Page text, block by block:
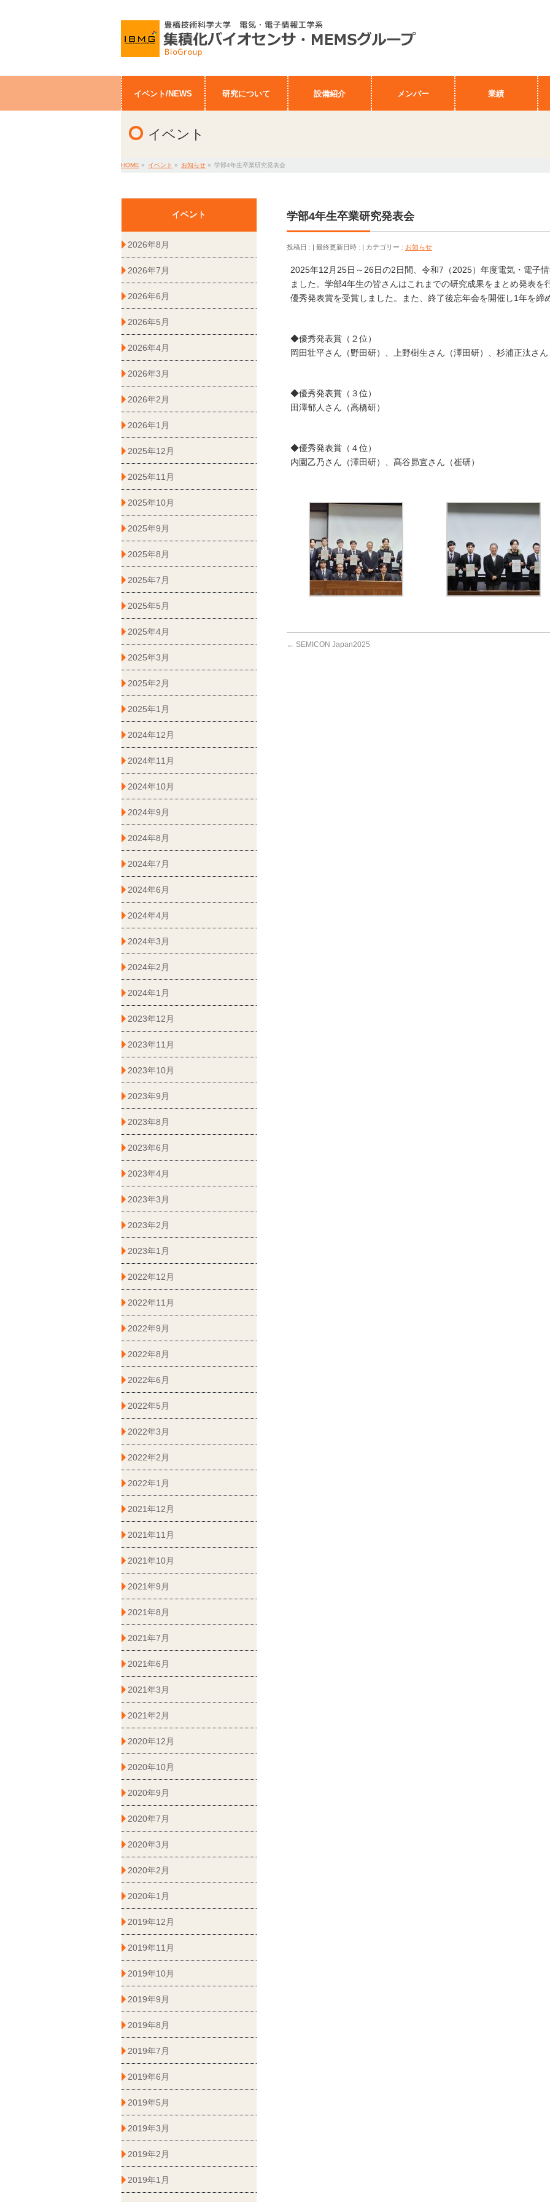
イベント/NEWS 研究について 設備紹介 メンバー 業績
イベント
HOME » イベント » お知らせ » 学部4年生卒業研究発表会
学部4年生卒業研究発表会
投稿日 : 最終更新日時 : カテゴリー : お知らせ
2025年12月25日～26日の2日間、令和7（2025）年度電気・電子
ました。学部4年生の皆さんはこれまでの研究成果をまとめ発表
優秀発表賞を受賞しました。また、終了後忘年会を開催し1年を締
◆優秀発表賞（２位）
岡田壮平さん（野田研）、上野樹生さん（澤田研）、杉浦正汰さん
◆優秀発表賞（３位）
田澤郁人さん（高橋研）
◆優秀発表賞（４位）
内園乙乃さん（澤田研）、髙谷昴宜さん（崔研）
← SEMICON Japan2025
イベント
2026年8月
2026年7月
2026年6月
2026年5月
2026年4月
2026年3月
2026年2月
2026年1月
2025年12月
2025年11月
2025年10月
2025年9月
2025年8月
2025年7月
2025年5月
2025年4月
2025年3月
2025年2月
2025年1月
2024年12月
2024年11月
2024年10月
2024年9月
2024年8月
2024年7月
2024年6月
2024年4月
2024年3月
2024年2月
2024年1月
2023年12月
2023年11月
2023年10月
2023年9月
2023年8月
2023年6月
2023年4月
2023年3月
2023年2月
2023年1月
2022年12月
2022年11月
2022年9月
2022年8月
2022年6月
2022年5月
2022年3月
2022年2月
2022年1月
2021年12月
2021年11月
2021年10月
2021年9月
2021年8月
2021年7月
2021年6月
2021年3月
2021年2月
2020年12月
2020年10月
2020年9月
2020年7月
2020年3月
2020年2月
2020年1月
2019年12月
2019年11月
2019年10月
2019年9月
2019年8月
2019年7月
2019年6月
2019年5月
2019年3月
2019年2月
2019年1月